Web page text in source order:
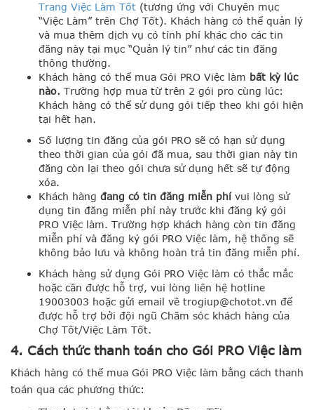
Trang Việc Làm Tốt (tương ứng với Chuyên mục
“Việc Làm” trên Chợ Tốt). Khách hàng có thể quản lý
và mua thêm dịch vụ có tính phí khác cho các tin
đăng này tại mục “Quản lý tin” như các tin đăng
thông thường.
Khách hàng có thể mua Gói PRO Việc làm bất kỳ lúc
nào. Trường hợp mua từ trên 2 gói pro cùng lúc:
Khách hàng có thể sử dụng gói tiếp theo khi gói hiện
tại hết hạn.
Số lượng tin đăng của gói PRO sẽ có hạn sử dụng
theo thời gian của gói đã mua, sau thời gian này tin
đăng còn lại theo gói chưa sử dụng hết sẽ tự động
xóa.
Khách hàng đang có tin đăng miễn phívui lòng sử
dụng tin đăng miễn phí này trước khi đăng ký gói
PRO Việc làm. Trường hợp khách hàng còn tin đăng
miễn phí và đăng ký gói PRO Việc làm, hệ thống sẽ
không bảo lưu và không hoàn trả tin đăng miễn phí.
Khách hàng sử dụng Gói PRO Việc làm có thắc mắc
hoặc cần được hỗ trợ, vui lòng liên hệ hotline
19003003 hoặc gửi email về trogiup@chotot.vn để
được hỗ trợ bởi đội ngũ Chăm sóc khách hàng của
Chợ Tốt/Việc Làm Tốt.
4. Cách thức thanh toán cho Gói PRO Việc làm
Khách hàng có thể mua Gói PRO Việc làm bằng cách thanh
toán qua các phương thức: